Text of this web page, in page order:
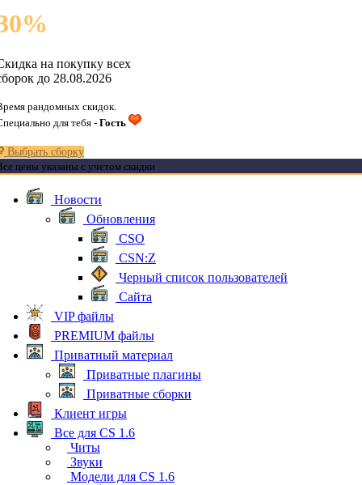
%
на покупку всех
до 28.08.2026
рандомных скидок.
для тебя - Гость
Выбрать сборку
цены указаны с учетом скидки
Новости
Обновления
CSO
CSN:Z
Черный список пользователей
Сайта
VIP файлы
PREMIUM файлы
Приватный материал
Приватные плагины
Приватные сборки
Клиент игры
Все для CS 1.6
Читы
Звуки
Модели для CS 1.6